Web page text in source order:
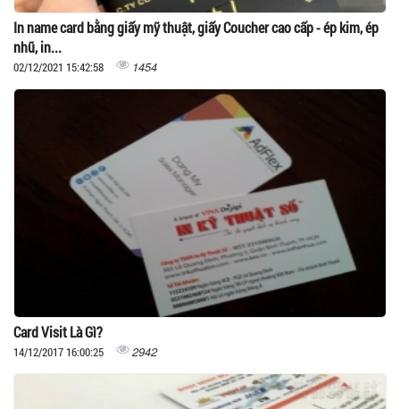
In name card bằng giấy mỹ thuật, giấy Coucher cao cấp - ép kim, ép
nhũ, in...
02/12/2021 15:42:58 1454
Card Visit Là Gì?
14/12/2017 16:00:25 2942